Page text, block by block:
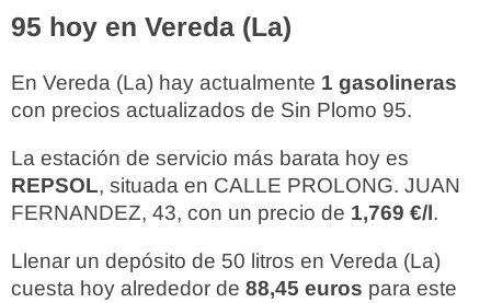
95 hoy en Vereda (La)
En Vereda (La) hay actualmente 1 gasolineras
con precios actualizados de Sin Plomo 95.
La estación de servicio más barata hoy es
REPSOL, situada en CALLE PROLONG. JUAN
FERNANDEZ, 43, con un precio de 1,769 €/l.
Llenar un depósito de 50 litros en Vereda (La)
cuesta hoy alrededor de 88,45 euros para este